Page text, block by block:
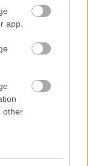
app.
other